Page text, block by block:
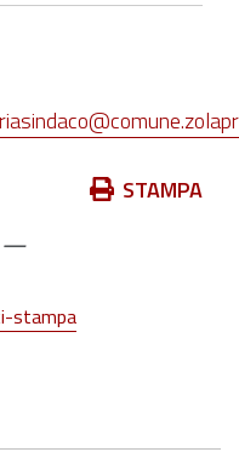
STAMPA
stampa